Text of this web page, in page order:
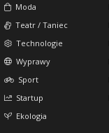
Moda
Teatr / Taniec
Technologie
Wyprawy
Sport
Startup
Ekologia